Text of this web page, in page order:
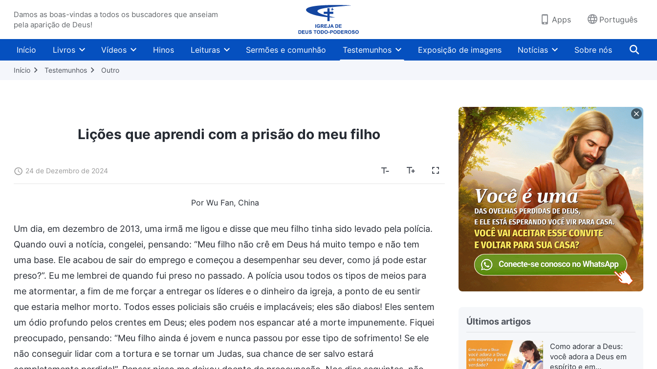
Damos as boas-vindas a todos os buscadores que anseiam
pela aparição de Deus!
Apps Português
Início Livros Vídeos Hinos Leituras Sermões e comunhão Testemunhos Exposição de imagens Notícias Sobre nós
Início Testemunhos Outro
Lições que aprendi com a prisão do meu filho
24 de Dezembro de 2024
Por Wu Fan, China
Um dia, em dezembro de 2013, uma irmã me ligou e disse que meu filho tinha sido levado pela polícia.
Quando ouvi a notícia, congelei, pensando: “Meu filho não crê em Deus há muito tempo e não tem
uma base. Ele acabou de sair do emprego e começou a desempenhar seu dever, como já pode estar
preso?”. Eu me lembrei de quando fui preso no passado. A polícia usou todos os tipos de meios para
me atormentar, a fim de me forçar a entregar os líderes e o dinheiro da igreja, a ponto de eu sentir
que estaria melhor morto. Todos esses policiais são cruéis e implacáveis; eles são diabos! Eles sentem
um ódio profundo pelos crentes em Deus; eles podem nos espancar até a morte impunemente. Fiquei
preocupado, pensando: “Meu filho ainda é jovem e nunca passou por esse tipo de sofrimento! Se ele
não conseguir lidar com a tortura e se tornar um Judas, sua chance de ser salvo estará
Últimos artigos
Como adorar a Deus:
você adora a Deus em
espírito e em